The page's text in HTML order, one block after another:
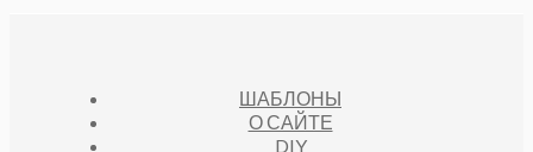
ШАБЛОНЫ
О САЙТЕ
DIY